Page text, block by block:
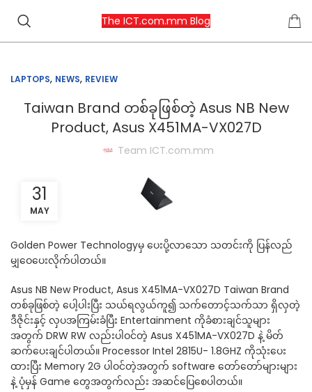
The ICT.com.mm Blog
LAPTOPS, NEWS, REVIEW
Taiwan Brand တစ်ခုဖြစ်တဲ့ Asus NB New
Product, Asus X451MA-VX027D
Team ICT.com.mm
31
MAY
Golden Power Technologyမှ ပေးပို့လာသော သတင်းကို ပြန်လည်
မျှဝေပေးလိုက်ပါတယ်။
Asus NB New Product, Asus X451MA-VX027D Taiwan Brand
တစ်ခုဖြစ်တဲ့ ပေါ့ပါးပြီး သယ်ရလွယ်ကူ၍ သက်တောင့်သက်သာ ရှိလှတဲ့
ဒီဇိုင်းနှင့် လှပအကြမ်းခံပြီး Entertainment ကိုခံစားချင်သူများ
အတွက် DRW RW လည်းပါဝင်တဲ့ Asus X451MA-VX027D နဲ့ မိတ်
ဆက်ပေးချင်ပါတယ်။ Processor Intel 2815U- 1.8GHZ ကိုသုံးပေး
ထားပြီး Memory 2G ပါဝင်တဲ့အတွက် software တော်တော်များများ
နဲ့ ပုံမှန် Game တွေအတွက်လည်း အဆင်ပြေစေပါတယ်။